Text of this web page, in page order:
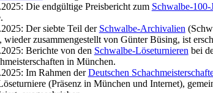
Die endgültige Preisbericht zum Schwalbe-
Der siebte Teil der Schwalbe-Archivalien
wieder zusammengestellt von Günter Büsing, ist
Berichte von den Schwalbe-Löseturnieren bei
in München.
Im Rahmen derDeutschen
(Präsenz in München und Internet),